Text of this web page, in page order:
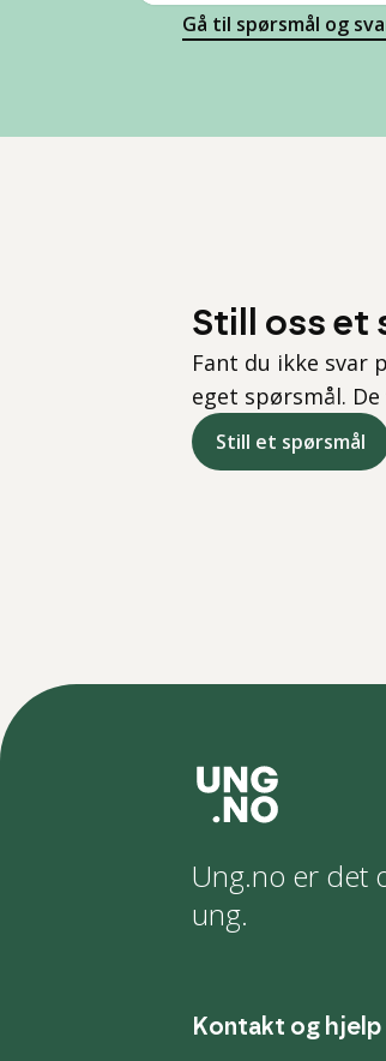
Gå til spørsmål og
Still oss et
Fant du ikke svar
eget spørsmål.
Still et spørsmål
Ung.no er det
ung.
Kontakt og hjelp